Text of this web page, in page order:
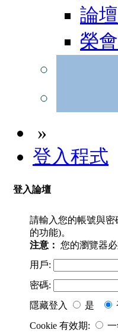
論
榮
»
登入程式
登入論壇
請輸入您的帳號與
的功能)。
注意： 您的瀏覽器
用戶:
密碼:
隱藏登入
是
Cookie 有效期: